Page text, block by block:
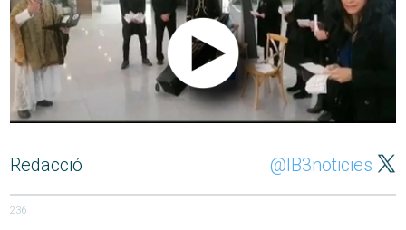
Redacció @IB3noticies
236